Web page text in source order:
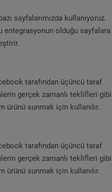
sayfalarımızda kullanıyoruz.
entegrasyonun olduğu sayfalara
tarafından üçüncü taraf
gerçek zamanlı teklifleri gibi
ürünü sunmak için kullanılır.
tarafından üçüncü taraf
gerçek zamanlı teklifleri gibi
ürünü sunmak için kullanılır.